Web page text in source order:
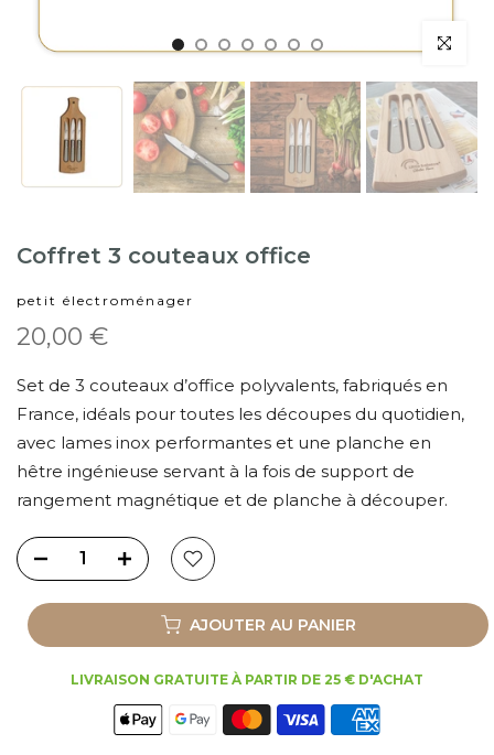
Coffret 3 couteaux office
petit électroménager
20,00 €
Set de 3 couteaux d’office polyvalents, fabriqués en
France, idéals pour toutes les découpes du quotidien,
avec lames inox performantes et une planche en
hêtre ingénieuse servant à la fois de support de
rangement magnétique et de planche à découper.
AJOUTER AU PANIER
LIVRAISON GRATUITE À PARTIR DE 25 € D'ACHAT